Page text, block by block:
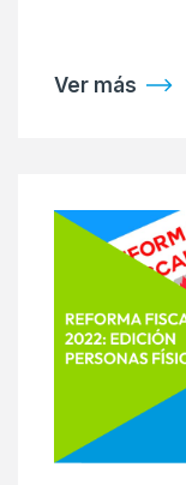
Ver más